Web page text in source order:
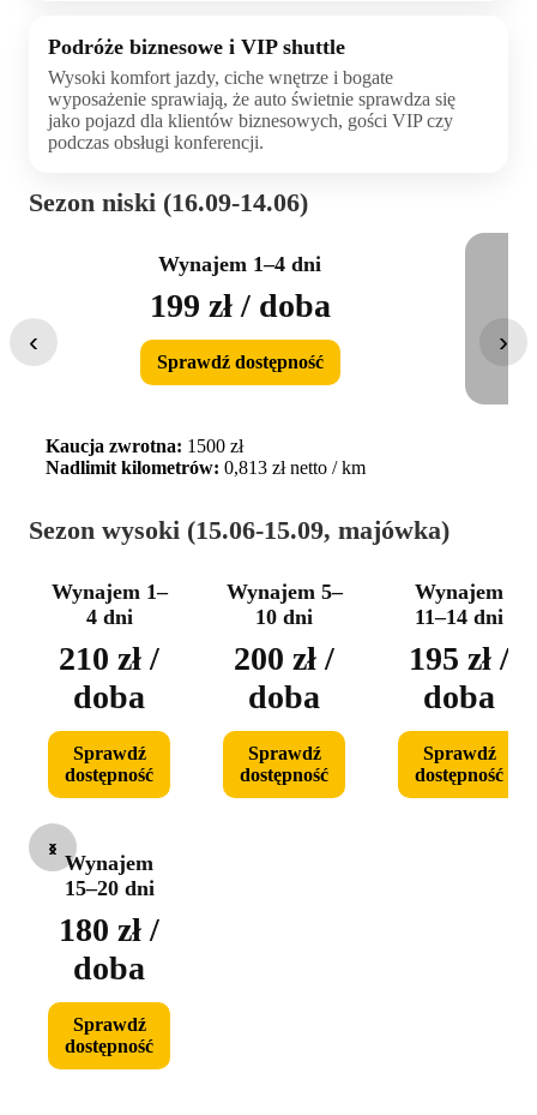
Podróże biznesowe i VIP shuttle
Wysoki komfort jazdy, ciche wnętrze i bogate
wyposażenie sprawiają, że auto świetnie sprawdza się
jako pojazd dla klientów biznesowych, gości VIP czy
podczas obsługi konferencji.
Sezon niski (16.09-14.06)
‹ ›
Wynajem 1–4 dni
199 zł / doba
Sprawdź dostępność
Kaucja zwrotna: 1500 zł
Nadlimit kilometrów: 0,813 zł netto / km
Sezon wysoki (15.06-15.09, majówka)
‹
›
Wynajem 1–
4 dni
210 zł /
doba
Sprawdź
dostępność
Wynajem 5–
10 dni
200 zł /
doba
Sprawdź
dostępność
Wynajem
11–14 dni
195 zł /
doba
Sprawdź
dostępność
Wynajem
15–20 dni
180 zł /
doba
Sprawdź
dostępność